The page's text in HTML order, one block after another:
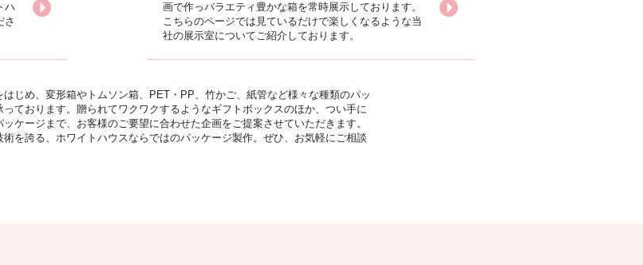
ハ
さ
画で作っバラエティ豊かな箱を常時展示しております。
こちらのページでは見ているだけで楽しくなるような当
社の展示室についてご紹介しております。
じめ、変形箱やトムソン箱、PET・PP、竹かご、紙管など様々な種類のパッ
ております。贈られてワクワクするようなギフトボックスのほか、つい手に
ケージまで、お客様のご要望に合わせた企画をご提案させていただきます。
を誇る、ホワイトハウスならではのパッケージ製作。ぜひ、お気軽にご相談